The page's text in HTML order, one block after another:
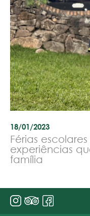
18/01/2023
Férias
experiências
família